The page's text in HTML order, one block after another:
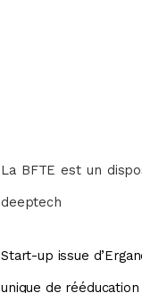
La BFTE est un
deeptech
Start-up issue
unique de